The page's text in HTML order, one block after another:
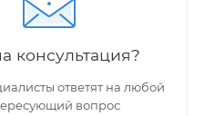
консультация?
ответят на любой
вопрос